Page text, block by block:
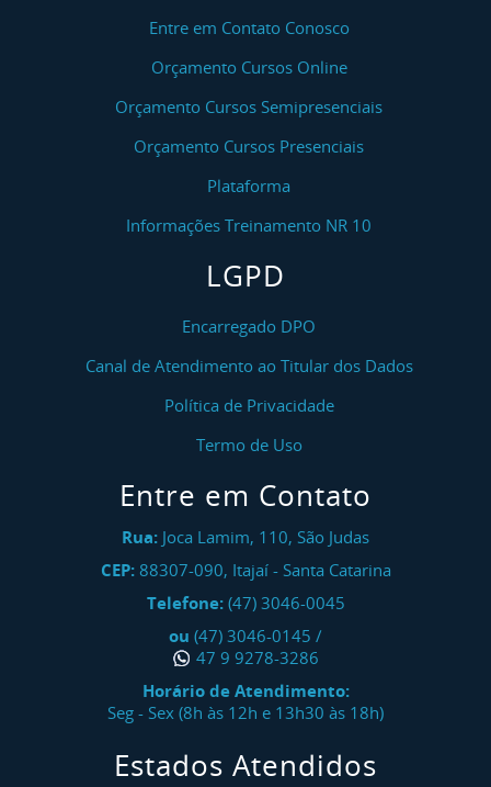
Entre em Contato Conosco
Orçamento Cursos Online
Orçamento Cursos Semipresenciais
Orçamento Cursos Presenciais
Plataforma
Informações Treinamento NR 10
LGPD
Encarregado DPO
Canal de Atendimento ao Titular dos Dados
Política de Privacidade
Termo de Uso
Entre em Contato
Rua: Joca Lamim, 110, São Judas
CEP: 88307-090, Itajaí- Santa Catarina
Telefone: (47) 3046-0045
ou (47) 3046-0145 /
47 9 9278-3286
Horário de Atendimento:
Seg - Sex (8h às 12h e 13h30 às 18h)
Estados Atendidos